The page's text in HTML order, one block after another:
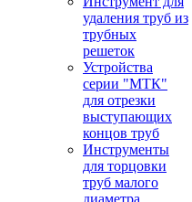
удаления труб из
трубных
решеток
Устройства
серии "МТК"
для отрезки
выступающих
концов труб
Инструменты
для торцовки
труб малого
диаметра